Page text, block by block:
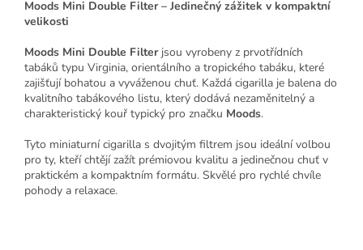
Moods Mini Double Filter – Jedinečný zážitek v kompaktní
velikosti
Moods Mini Double Filterjsou vyrobeny z prvotřídních
tabáků typu Virginia, orientálního a tropického tabáku, které
zajišťují bohatou a vyváženou chuť. Každá cigarilla je balena do
kvalitního tabákového listu, který dodává nezaměnitelný a
charakteristický kouř typický pro značku Moods.
Tyto miniaturní cigarilla s dvojitým filtrem jsou ideální volbou
pro ty, kteří chtějí zažít prémiovou kvalitu a jedinečnou chuť v
praktickém a kompaktním formátu. Skvělé pro rychlé chvíle
pohody a relaxace.